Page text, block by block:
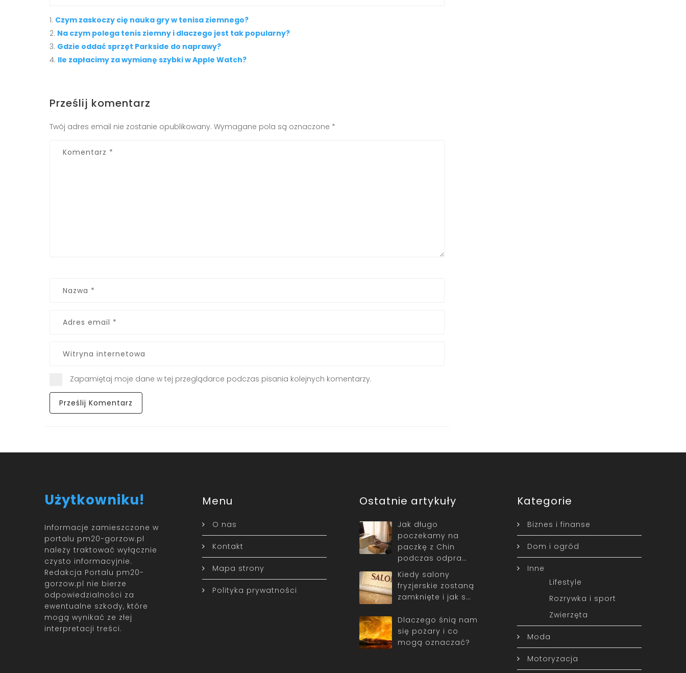
Czym zaskoczy cię nauka gry w tenisa ziemnego?
Na czym polega tenis ziemny i dlaczego jest tak popularny?
Gdzie oddać sprzęt Parkside do naprawy?
Ile zapłacimy za wymianę szybki w Apple Watch?
Prześlij komentarz
Twój adres email nie zostanie opublikowany. Wymagane pola są oznaczone *
Zapamiętaj moje dane w tej przeglądarce podczas pisania kolejnych komentarzy.
Użytkowniku!
Informacje zamieszczone w
portalu pm20-gorzow.pl
należy traktować wyłącznie
czysto informacyjnie.
Redakcja Portalu pm20-
gorzow.pl nie bierze
odpowiedzialności za
ewentualne szkody, które
mogą wynikać ze złej
interpretacji treści.
Menu
O nas
Kontakt
Mapa strony
Polityka prywatności
Ostatnie artykuły
Jak długo
poczekamy na
paczkę z Chin
podczas odpra…
Kiedy salony
fryzjerskie zostaną
zamknięte i jak s…
Dlaczego śnią nam
się pożary i co
mogą oznaczać?
Kategorie
Biznes i finanse
Dom i ogród
Inne
Lifestyle
Rozrywka i sport
Zwierzęta
Moda
Motoryzacja